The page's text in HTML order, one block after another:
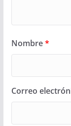
Nombre*
Correo